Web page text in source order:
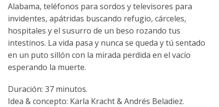
Alabama, teléfonos para sordos y televisores para
invidentes, apátridas buscando refugio, cárceles,
hospitales y el susurro de un beso rozando tus
intestinos. La vida pasa y nunca se queda y tú sentado
en un puto sillón con la mirada perdida en el vacío
esperando la muerte.
Duración: 37 minutos.
Idea & concepto: Karla Kracht & Andrés Beladiez.